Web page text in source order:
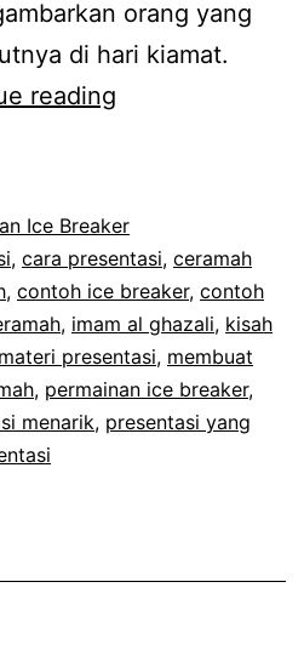
orang yang
di hari kiamat.
reading
Tamsil
Penggugah
Jiwa
Ice Breaker
, cara presentasi, ceramah
, contoh ice breaker, contoh
, imam al ghazali, kisah
materi presentasi, membuat
, permainan ice breaker,
menarik, presentasi yang